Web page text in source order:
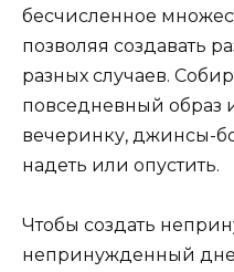
бесчисленное
позволяя создавать
разных случаев.
повседневный образ
вечеринку, джинсы-
надеть или опустить.
Чтобы создать
непринужденный